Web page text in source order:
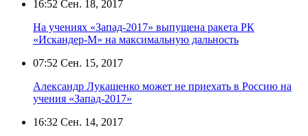
16:52 Сен. 18, 2017
На учениях «Запад-2017» выпущена ракета РК
«Искандер-М» на максимальную дальность
07:52 Сен. 15, 2017
Александр Лукашенко может не приехать в Россию на
учения «Запад-2017»
16:32 Сен. 14, 2017